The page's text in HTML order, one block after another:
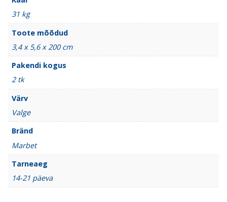
31 kg
Toote mõõdud
3,4 x 5,6 x 200 cm
Pakendi kogus
2 tk
Värv
Valge
Bränd
Marbet
Tarneaeg
14-21 päeva